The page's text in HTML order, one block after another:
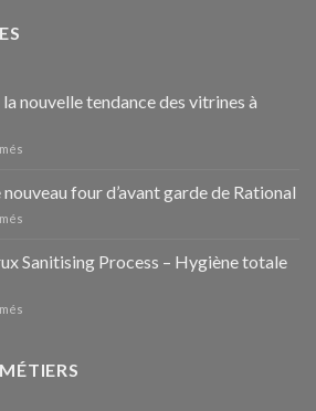
nouvelle tendance des vitrines à
Pozzettis:
la
des
four d’avant garde de Rational
–
Le
de
Sanitising Process – Hygiène totale
Zitrux